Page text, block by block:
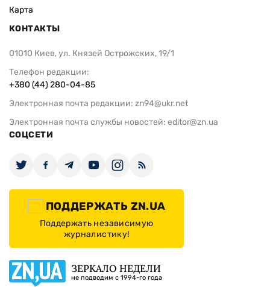
Карта
КОНТАКТЫ
01010 Киев, ул. Князей Острожских, 19/1
Телефон редакции:
+380 (44) 280-04-85
Электронная почта редакции: zn94@ukr.net
Электронная почта службы новостей: editor@zn.ua
СОЦСЕТИ
ПОДДЕРЖАТЬ ZN.UA
Поддержать независимую
журналистику!
ЗЕРКАЛО НЕДЕЛИ
не подводим с 1994-го года